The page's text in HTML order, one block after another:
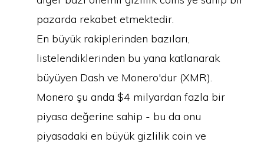
pazarda rekabet etmektedir.
En büyük rakiplerinden bazıları,
listelendiklerinden bu yana katlanarak
büyüyen Dash ve Monero'dur (XMR).
Monero şu anda $4 milyardan fazla bir
piyasa değerine sahip - bu da onu
piyasadaki en büyük gizlilik coin ve